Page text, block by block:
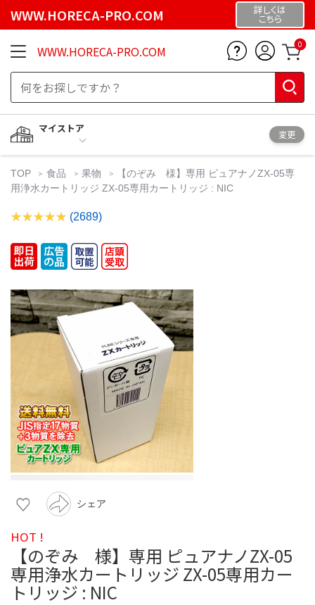
WWW.HORECA-PRO.COM 詳しくは
こちら
WWW.HORECA-PRO.COM 0
マイストア
変更
TOP 食品 果物
【のぞみ 様】専用 ピュアナノZX-05専
用浄水カートリッジ ZX-05専用カートリッジ : NIC
(2689)
シェア
HOT !
【のぞみ 様】専用 ピュアナノZX-05
専用浄水カートリッジ ZX-05専用カー
トリッジ : NIC